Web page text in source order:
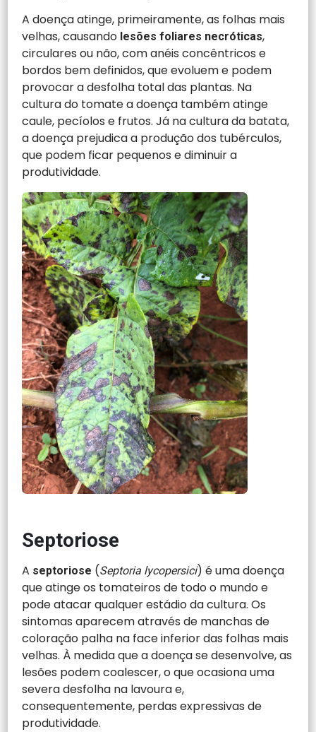
A doença atinge, primeiramente, as folhas mais
velhas, causando lesões foliares necróticas,
circulares ou não, com anéis concêntricos e
bordos bem definidos, que evoluem e podem
provocar a desfolha total das plantas. Na
cultura do tomate a doença também atinge
caule, pecíolos e frutos. Já na cultura da batata,
a doença prejudica a produção dos tubérculos,
que podem ficar pequenos e diminuir a
produtividade.
Septoriose
A septoriose (Septoria lycopersici) é uma doença
que atinge os tomateiros de todo o mundo e
pode atacar qualquer estádio da cultura. Os
sintomas aparecem através de manchas de
coloração palha na face inferior das folhas mais
velhas. À medida que a doença se desenvolve, as
lesões podem coalescer, o que ocasiona uma
severa desfolha na lavoura e,
consequentemente, perdas expressivas de
produtividade.